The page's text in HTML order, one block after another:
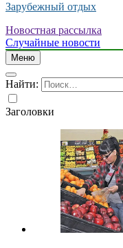
Зарубежный отдых
Новостная рассылка
Случайные новости
Меню
Найти:
Заголовки